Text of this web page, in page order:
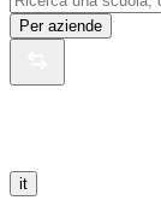
Per aziende
it